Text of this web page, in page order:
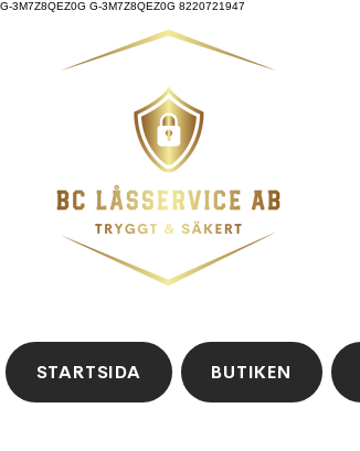
G-3M7Z8QEZ0G G-3M7Z8QEZ0G 8220721947
STARTSIDA BUTIKEN